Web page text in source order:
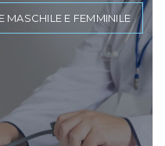
MASCHILE E FEMMINILE